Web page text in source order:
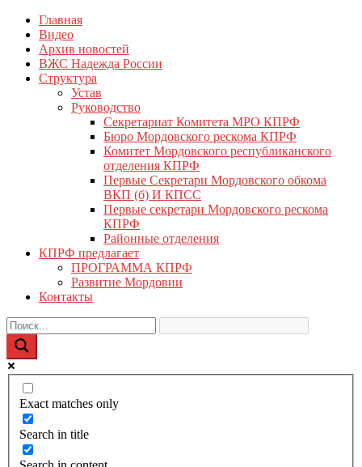
Перейти
содержимому
КПРФ Мордовия
Мордовское Региональное отделение КПРФ
Главная
Видео
Архив новостей
ВЖС Надежда России
Структура
Устав
Руководство
Секретариат Комитета МРО КПРФ
Бюро Мордовского рескома КПРФ
Комитет Мордовского республиканского
отделения КПРФ
Первые Секретари Мордовского обкома
ВКП (б) И КПСС
Первые секретари Мордовского рескома
КПРФ
Районные отделения
КПРФ предлагает
ПРОГРАММА КПРФ
Развитие Мордовии
Контакты
Exact matches only
Search in title